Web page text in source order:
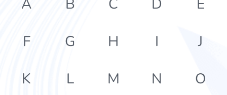
A B C D
E
F
G H I
J
K
L M N
O